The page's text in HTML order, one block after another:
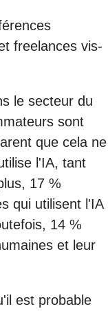
freelances vis-
le secteur du
sont
que cela ne
l'IA, tant
17 %
qui utilisent l'IA
14 %
et leur
est probable